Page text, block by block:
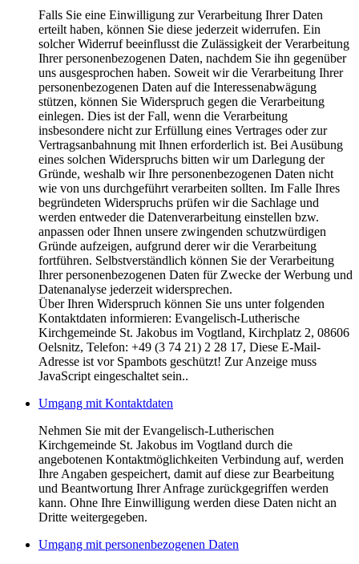
Falls Sie eine Einwilligung zur Verarbeitung Ihrer Daten
erteilt haben, können Sie diese jederzeit widerrufen. Ein
solcher Widerruf beeinflusst die Zulässigkeit der Verarbeitung
Ihrer personenbezogenen Daten, nachdem Sie ihn gegenüber
uns ausgesprochen haben. Soweit wir die Verarbeitung Ihrer
personenbezogenen Daten auf die Interessenabwägung
stützen, können Sie Widerspruch gegen die Verarbeitung
einlegen. Dies ist der Fall, wenn die Verarbeitung
insbesondere nicht zur Erfüllung eines Vertrages oder zur
Vertragsanbahnung mit Ihnen erforderlich ist. Bei Ausübung
eines solchen Widerspruchs bitten wir um Darlegung der
Gründe, weshalb wir Ihre personenbezogenen Daten nicht
wie von uns durchgeführt verarbeiten sollten. Im Falle Ihres
begründeten Widerspruchs prüfen wir die Sachlage und
werden entweder die Datenverarbeitung einstellen bzw.
anpassen oder Ihnen unsere zwingenden schutzwürdigen
Gründe aufzeigen, aufgrund derer wir die Verarbeitung
fortführen. Selbstverständlich können Sie der Verarbeitung
Ihrer personenbezogenen Daten für Zwecke der Werbung und
Datenanalyse jederzeit widersprechen.
Über Ihren Widerspruch können Sie uns unter folgenden
Kontaktdaten informieren: Evangelisch-Lutherische
Kirchgemeinde St. Jakobus im Vogtland, Kirchplatz 2, 08606
Oelsnitz, Telefon: +49 (3 74 21) 2 28 17, Diese E-Mail-
Adresse ist vor Spambots geschützt! Zur Anzeige muss
JavaScript eingeschaltet sein..
Umgang mit Kontaktdaten
Nehmen Sie mit der Evangelisch-Lutherischen
Kirchgemeinde St. Jakobus im Vogtland durch die
angebotenen Kontaktmöglichkeiten Verbindung auf, werden
Ihre Angaben gespeichert, damit auf diese zur Bearbeitung
und Beantwortung Ihrer Anfrage zurückgegriffen werden
kann. Ohne Ihre Einwilligung werden diese Daten nicht an
Dritte weitergegeben.
Umgang mit personenbezogenen Daten